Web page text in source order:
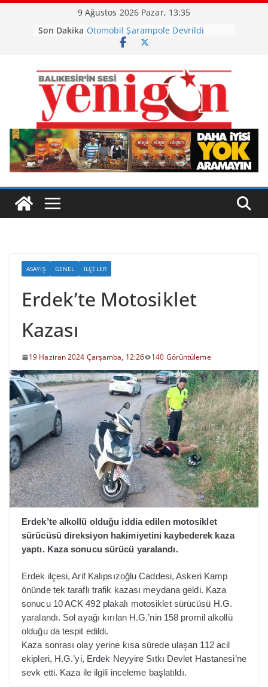
Skip
9 Ağustos 2026 Pazar, 13:35
Son Dakika Otomobil Şarampole Devrildi
Büyükşehir’den Kepsut’a Yatırım
Burhaniye’de Ot Yangını
Havran Siyah İncirinde Hasat
Başladı
ASAYIŞ GENEL İLÇELER
Erdek’te Motosiklet
Kazası
19 Haziran 2024 Çarşamba, 12:26 140 Görüntüleme
Erdek’te alkollü olduğu iddia edilen motosiklet
sürücüsü direksiyon hakimiyetini kaybederek kaza
yaptı. Kaza sonucu sürücü yaralandı.
Erdek ilçesi, Arif Kalıpsızoğlu Caddesi, Askeri Kamp
önünde tek taraflı trafik kazası meydana geldi. Kaza
sonucu 10 ACK 492 plakalı motosiklet sürücüsü H.G.
yaralandı. Sol ayağı kırılan H.G.’nin 158 promil alkollü
olduğu da tespit edildi.
Kaza sonrası olay yerine kısa sürede ulaşan 112 acil
ekipleri, H.G.’yi, Erdek Neyyire Sıtkı Devlet Hastanesi’ne
sevk etti. Kaza ile ilgili inceleme başlatıldı.